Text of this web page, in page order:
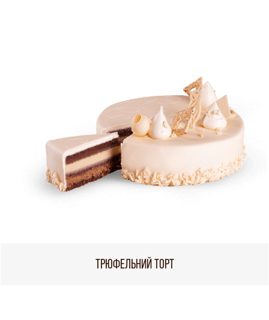
ТРЮФЕЛЬНИЙ ТОРТ